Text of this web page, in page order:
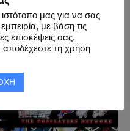
‘Cosplay Party’
μας για να σας
με βάση τις
επισκέψεις σας.
αποδέχεστε τη χρήση